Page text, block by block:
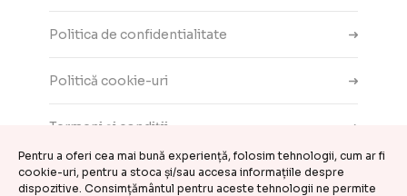
Pentru a oferi cea mai bună experiență, folosim tehnologii, cum ar fi
cookie-uri, pentru a stoca și/sau accesa informațiile despre
dispozitive. Consimțământul pentru aceste tehnologii ne permite
Politica de confidentialitate
Politică cookie-uri
Termeni și condiții
Contact